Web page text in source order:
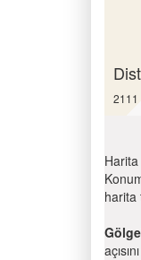
2111
harita